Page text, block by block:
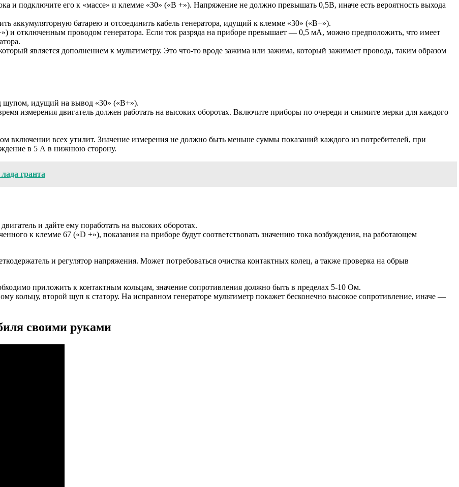
и подключите его к «массе» и клемме «30» («B +»). Напряжение не должно превышать 0,5В, иначе есть вероятность выхода
аккумуляторную батарею и отсоединить кабель генератора, идущий к клемме «30» («B+»).
и отключенным проводом генератора. Если ток разряда на приборе превышает — 0,5 мА, можно предположить, что имеет
является дополнением к мультиметру. Это что-то вроде зажима или зажима, который зажимает провода, таким образом
щупом, идущий на вывод «30» («B+»).
измерения двигатель должен работать на высоких оборотах. Включите приборы по очереди и снимите мерки для каждого
включении всех утилит. Значение измерения не должно быть меньше суммы показаний каждого из потребителей, при
в 5 А в нижнюю сторону.
гранта
и дайте ему поработать на высоких оборотах.
к клемме 67 («D +»), показания на приборе будут соответствовать значению тока возбуждения, на работающем
и регулятор напряжения. Может потребоваться очистка контактных колец, а также проверка на обрыв
приложить к контактным кольцам, значение сопротивления должно быть в пределах 5-10 Ом.
кольцу, второй щуп к статору. На исправном генераторе мультиметр покажет бесконечно высокое сопротивление, иначе —
своими руками